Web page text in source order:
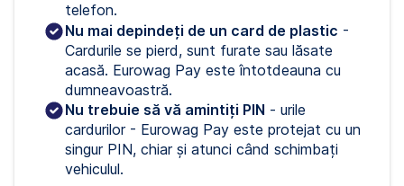
telefon.
Nu mai depindeți de un card de plastic -
Cardurile se pierd, sunt furate sau lăsate
acasă. Eurowag Pay este întotdeauna cu
dumneavoastră.
Nu trebuie să vă amintiți PIN - urile
cardurilor - Eurowag Pay este protejat cu un
singur PIN, chiar și atunci când schimbați
vehiculul.